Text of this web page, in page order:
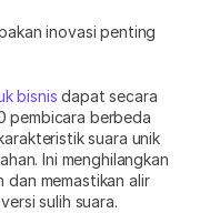
inovasi penting
bisnis dapat secara
pembicara berbeda
suara unik
Ini menghilangkan
dan memastikan alir
sulih suara.